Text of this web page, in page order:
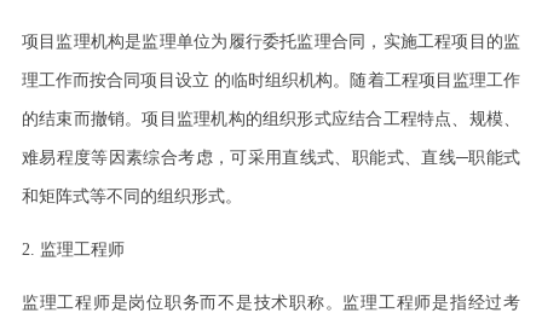
项目监理机构是监理单位为履行委托监理合同，实施工程项目的监
理工作而按合同项目设立 的临时组织机构。随着工程项目监理工作
的结束而撤销。项目监理机构的组织形式应结合工程特点、规模、
难易程度等因素综合考虑，可采用直线式、职能式、直线─职能式
和矩阵式等不同的组织形式。
2. 监理工程师
监理工程师是岗位职务而不是技术职称。监理工程师是指经过考